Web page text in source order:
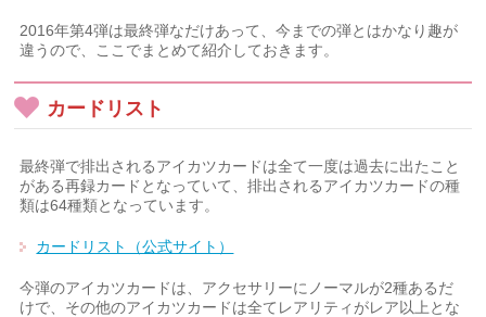
2016年第4弾は最終弾なだけあって、今までの弾とはかなり趣が
違うので、ここでまとめて紹介しておきます。
カードリスト
最終弾で排出されるアイカツカードは全て一度は過去に出たこと
がある再録カードとなっていて、排出されるアイカツカードの種
類は64種類となっています。
カードリスト（公式サイト）
今弾のアイカツカードは、アクセサリーにノーマルが2種あるだ
けで、その他のアイカツカードは全てレアリティがレア以上とな